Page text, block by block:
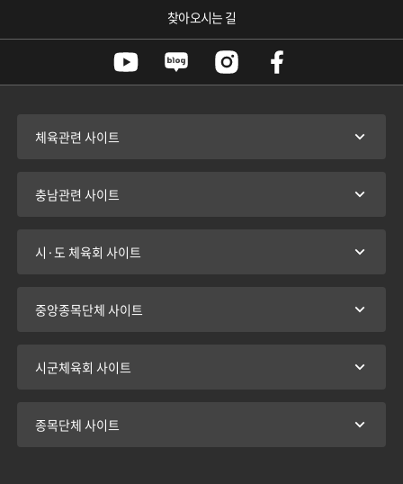
찾아오시는 길
체육관련 사이트
충남관련 사이트
시·도 체육회 사이트
중앙종목단체 사이트
시군체육회 사이트
종목단체 사이트